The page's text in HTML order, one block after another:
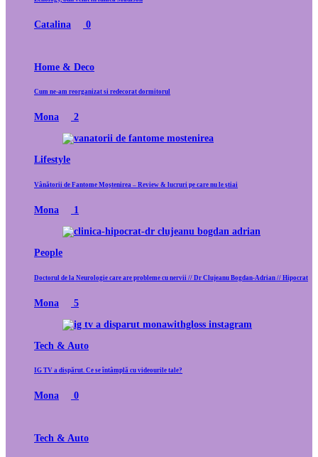
Catalina 0
Home & Deco
Cum ne-am reorganizat si redecorat dormitorul
Mona 2
Lifestyle
Vânătorii de Fantome Moștenirea – Review & lucruri pe care nu le știai
Mona 1
People
Doctorul de la Neurologie care are probleme cu nervii // Dr Clujeanu Bogdan-Adrian // Hipocrat
Mona 5
Tech & Auto
IG TV a dispărut. Ce se întâmplă cu videourile tale?
Mona 0
Tech & Auto